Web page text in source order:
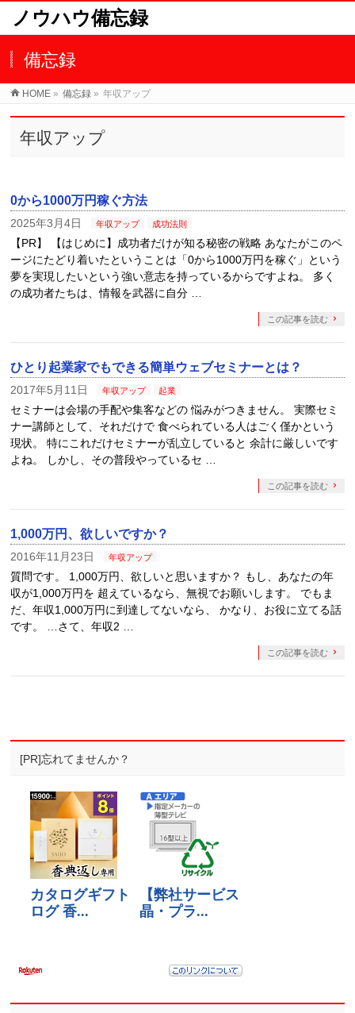
ノウハウ備忘録
備忘録
HOME » 備忘録 » 年収アップ
年収アップ
0から1000万円稼ぐ方法
2025年3月4日 年収アップ 成功法則
【PR】 【はじめに】成功者だけが知る秘密の戦略 あなたがこのペ
ージにたどり着いたということは「0から1000万円を稼ぐ」という
夢を実現したいという強い意志を持っているからですよね。 多く
の成功者たちは、情報を武器に自分 …
この記事を読む
ひとり起業家でもできる簡単ウェブセミナーとは？
2017年5月11日 年収アップ 起業
セミナーは会場の手配や集客などの 悩みがつきません。 実際セミ
ナー講師として、それだけで 食べられている人はごく僅かという
現状。 特にこれだけセミナーが乱立していると 余計に厳しいです
よね。 しかし、その普段やっているセ …
この記事を読む
1,000万円、欲しいですか？
2016年11月23日 年収アップ
質問です。 1,000万円、欲しいと思いますか？ もし、あなたの年
収が1,000万円を 超えているなら、無視でお願いします。 でもま
だ、年収1,000万円に到達してないなら、 かなり、お役に立てる話
です。 …さて、年収2 …
この記事を読む
[PR]忘れてませんか？